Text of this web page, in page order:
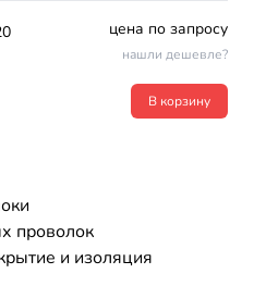
цена по запросу
нашли дешевле?
В корзину
проволок
и изоляция